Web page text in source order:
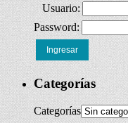
Usuario:
Password:
Ingresar
Categorías
Categorías